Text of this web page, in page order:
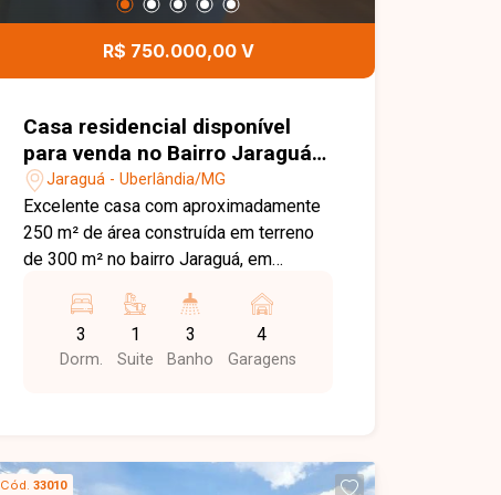
R$ 750.000,00 V
Casa residencial disponível
para venda no Bairro Jaraguá
em Uberlândia-MG
Jaraguá - Uberlândia/MG
Excelente casa com aproximadamente
250 m² de área construída em terreno
de 300 m² no bairro Jaraguá, em
ambiente residencial tranquilo, ótima
infraestrutura e fácil acesso a
importantes vias da cidade, além da
e qualidade de vida. O imóvel dispõe
3
Dorm.
1
Suite
3
Banho
4
Garagens
Cód. 33010